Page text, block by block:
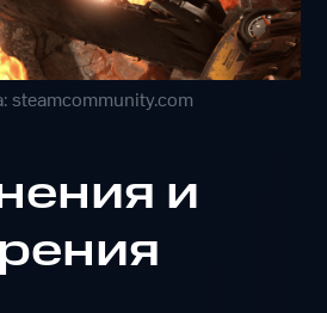
steamcommunity.com
и